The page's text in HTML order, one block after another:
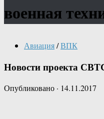
военная
Авиация/ВПК
Новости проекта
Опубликовано · 14.11.2017